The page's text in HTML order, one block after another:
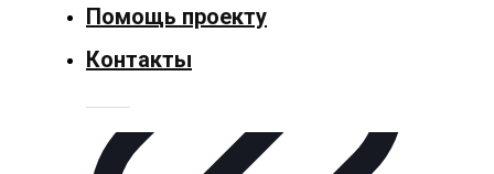
Спорт
Культура
Помощь проекту
Контакты